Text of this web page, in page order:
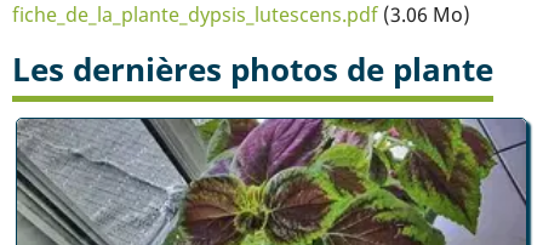
fiche_de_la_plante_dypsis_lutescens.pdf (3.06 Mo)
Les dernières photos de plante